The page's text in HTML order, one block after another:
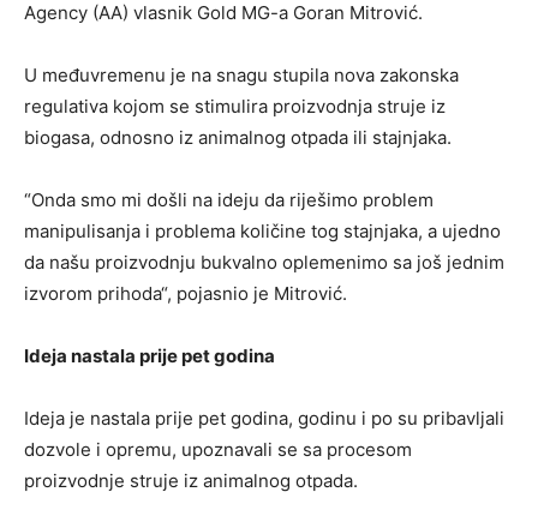
Agency (AA) vlasnik Gold MG-a Goran Mitrović.
U međuvremenu je na snagu stupila nova zakonska
regulativa kojom se stimulira proizvodnja struje iz
biogasa, odnosno iz animalnog otpada ili stajnjaka.
“Onda smo mi došli na ideju da riješimo problem
manipulisanja i problema količine tog stajnjaka, a ujedno
da našu proizvodnju bukvalno oplemenimo sa još jednim
izvorom prihoda“, pojasnio je Mitrović.
Ideja nastala prije pet godina
Ideja je nastala prije pet godina, godinu i po su pribavljali
dozvole i opremu, upoznavali se sa procesom
proizvodnje struje iz animalnog otpada.